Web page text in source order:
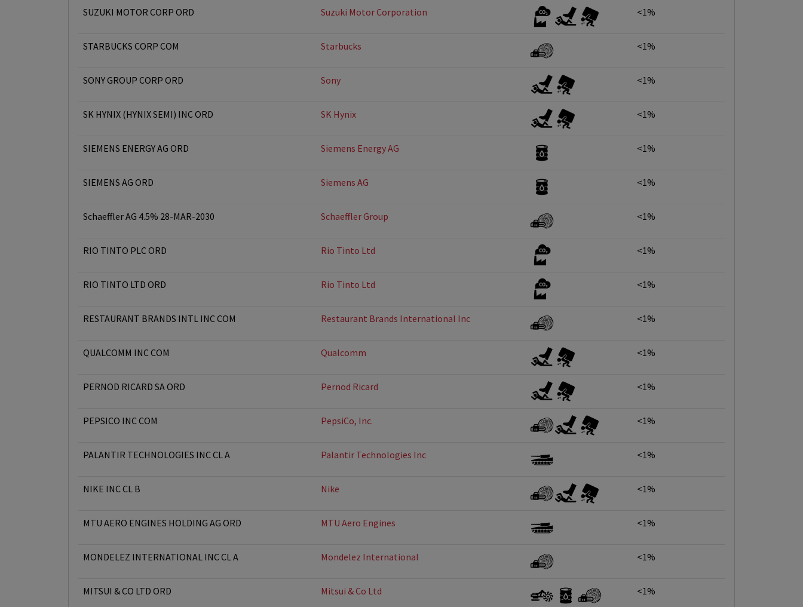
SUZUKI MOTOR CORP ORD Suzuki Motor Corporation <1%
STARBUCKS CORP COM Starbucks <1%
SONY GROUP CORP ORD Sony <1%
SK HYNIX (HYNIX SEMI) INC ORD SK Hynix <1%
SIEMENS ENERGY AG ORD Siemens Energy AG <1%
SIEMENS AG ORD Siemens AG <1%
Schaeffler AG 4.5% 28-MAR-2030 Schaeffler Group <1%
RIO TINTO PLC ORD Rio Tinto Ltd <1%
RIO TINTO LTD ORD Rio Tinto Ltd <1%
RESTAURANT BRANDS INTL INC COM Restaurant Brands International Inc <1%
QUALCOMM INC COM Qualcomm <1%
PERNOD RICARD SA ORD Pernod Ricard <1%
PEPSICO INC COM PepsiCo, Inc. <1%
PALANTIR TECHNOLOGIES INC CL A Palantir Technologies Inc <1%
NIKE INC CL B Nike <1%
MTU AERO ENGINES HOLDING AG ORD MTU Aero Engines <1%
MONDELEZ INTERNATIONAL INC CL A Mondelez International <1%
MITSUI & CO LTD ORD Mitsui & Co Ltd <1%